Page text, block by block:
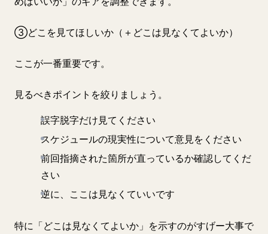
③どこを見てほしいか（＋どこは見なくてよいか）
ここが一番重要です。
見るべきポイントを絞りましょう。
誤字脱字だけ見てください
スケジュールの現実性について意見をください
前回指摘された箇所が直っているか確認してくだ
さい
逆に、ここは見なくていいです
特に「どこは見なくてよいか」を示すのがすげー大事で